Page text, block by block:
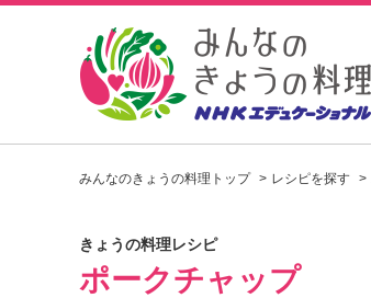
みんなのきょうの料理トップ レシピを探す
きょうの料理レシピ
ポークチャップ